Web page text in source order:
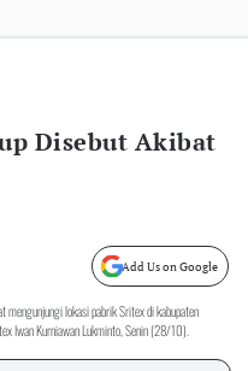
Disebut Akibat
Add Us on Google
mengunjungi lokasi pabrik Sritex di kabupaten
Iwan Kurniawan Lukminto, Senin (28/10).